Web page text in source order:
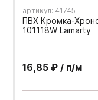
артикул: 41745
ПВХ Кромка-
101118W Lamarty
16,85 ₽ / п/м